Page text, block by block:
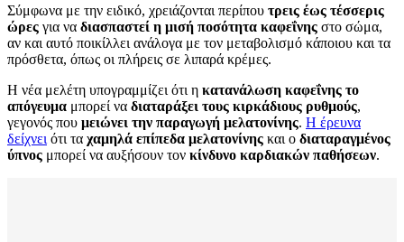
Σύμφωνα με την ειδικό, χρειάζονται περίπου τρεις έως τέσσερις
ώρες για να διασπαστεί η μισή ποσότητα καφεΐνης στο σώμα,
αν και αυτό ποικίλλει ανάλογα με τον μεταβολισμό κάποιου και τα
πρόσθετα, όπως οι πλήρεις σε λιπαρά κρέμες.
Η νέα μελέτη υπογραμμίζει ότι η κατανάλωση καφεΐνης το
απόγευμα μπορεί να διαταράξει τους κιρκάδιους ρυθμούς,
γεγονός που μειώνει την παραγωγή μελατονίνης. Η έρευνα
δείχνει ότι τα χαμηλά επίπεδα μελατονίνης και ο διαταραγμένος
ύπνος μπορεί να αυξήσουν τον κίνδυνο καρδιακών παθήσεων.